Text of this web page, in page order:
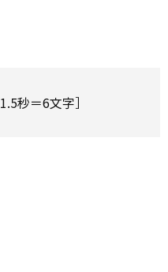
秒＝6文字］